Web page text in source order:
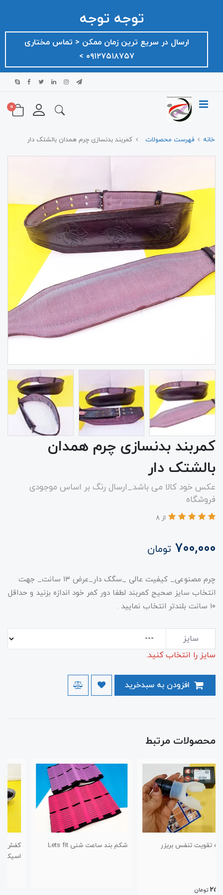
توجه توجه
ارسال در سریع ترین زمان ممکن ‌< تماس مختاری
۰۹۱۲۷۵۱۸۷۵۷ >
0
خانه فهرست محصولات کمربند بدنسازی چرم همدان بالشتک دار
کمربند بدنسازی چرم همدان
بالشتک دار
عکس خود کالا می باشد_ارسال رنگ بر اساس موجودی
فروشگاه
از 8
700,000 تومان
چرم مصنوعی_ کیفیت عالی _سگک دار_عرض ۱۳ سانت_ جهت
انتخاب سایز صحیح کمربند لطفا دور کمر خود اندازه بزنید و حداقل
۱۰ سانت بلندتر انتخاب نمایید .
سایز
سایز را انتخاب کنید.
محصولات مرتبط
شکم بند ساعت شنی Lets fit
کفش پیاده روی و راحتی طرح